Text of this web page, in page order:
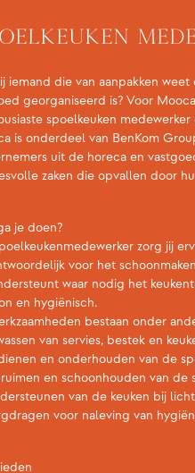
iemand die van aanpakken
georganiseerd is? Voor
spoelkeuken
is onderdeel van BenKom
uit de horeca en
zaken die opvallen door
je doen?
zorg jij
voor het
waar nodig het
en hygiënisch.
bestaan onder
van servies, bestek en
en onderhouden van de
en schoonhouden van de
van de keuken bij
voor naleving van